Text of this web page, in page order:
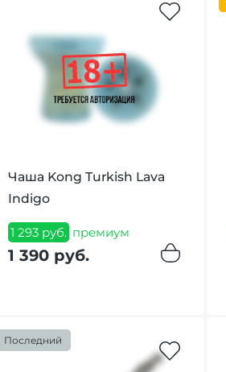
Чаша Kong Turkish Lava
Indigo
1 293 руб. премиум
1 390 руб.
Последний